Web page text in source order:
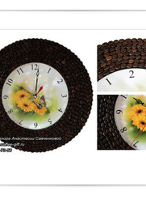
29.09.2017
Часы из кофейных зерен ручной
работы
from_korolev